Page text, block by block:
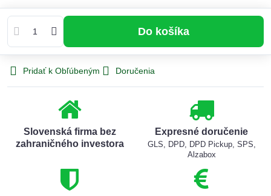
Do košíka
Pridať k Obľúbeným Doručenia
Slovenská firma bez
zahraničného investora
Expresné doručenie
GLS, DPD, DPD Pickup, SPS,
Alzabox